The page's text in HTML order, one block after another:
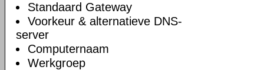
Standaard Gateway
Voorkeur & alternatieve DNS-
server
Computernaam
Werkgroep